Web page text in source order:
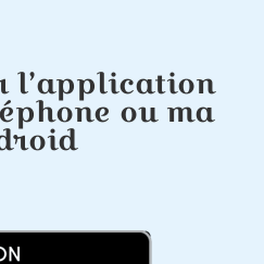
l’application
ou ma